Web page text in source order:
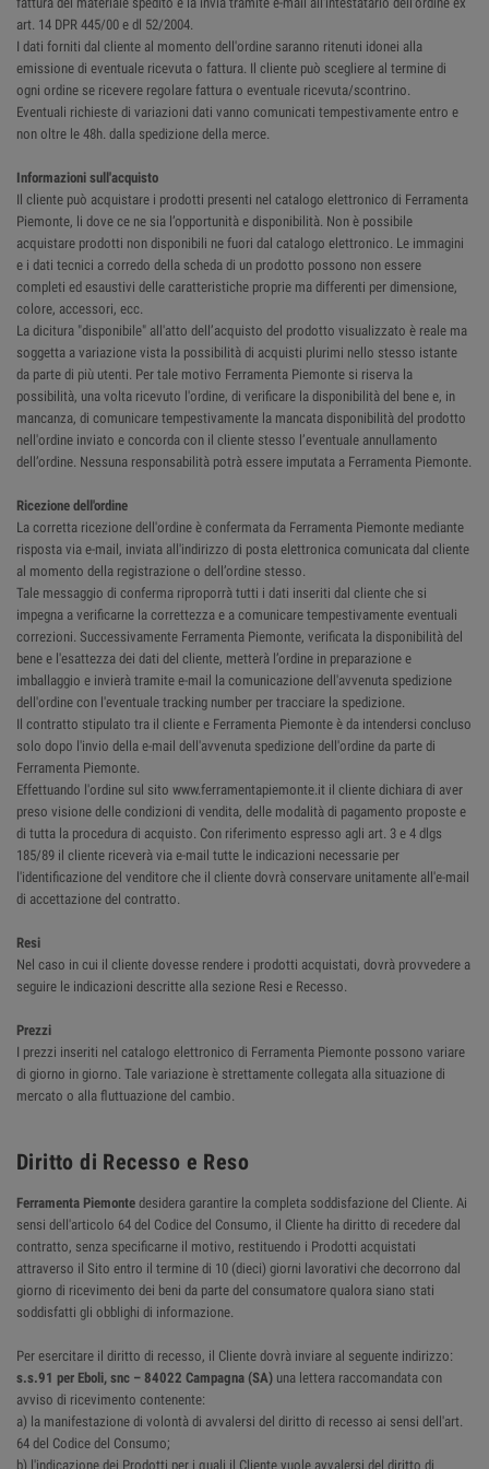
art. 14 DPR 445/00 e dl 52/2004.
I dati forniti dal cliente al momento dell'ordine saranno ritenuti idonei alla
emissione di eventuale ricevuta o fattura. Il cliente può scegliere al termine di
ogni ordine se ricevere regolare fattura o eventuale ricevuta/scontrino.
Eventuali richieste di variazioni dati vanno comunicati tempestivamente entro e
non oltre le 48h. dalla spedizione della merce.
Informazioni sull'acquisto
Il cliente può acquistare i prodotti presenti nel catalogo elettronico di Ferramenta
Piemonte, li dove ce ne sia l’opportunità e disponibilità. Non è possibile
acquistare prodotti non disponibili ne fuori dal catalogo elettronico. Le immagini
e i dati tecnici a corredo della scheda di un prodotto possono non essere
completi ed esaustivi delle caratteristiche proprie ma differenti per dimensione,
colore, accessori, ecc.
La dicitura "disponibile" all'atto dell’acquisto del prodotto visualizzato è reale ma
soggetta a variazione vista la possibilità di acquisti plurimi nello stesso istante
da parte di più utenti. Per tale motivo Ferramenta Piemonte si riserva la
possibilità, una volta ricevuto l'ordine, di verificare la disponibilità del bene e, in
mancanza, di comunicare tempestivamente la mancata disponibilità del prodotto
nell'ordine inviato e concorda con il cliente stesso l’eventuale annullamento
dell’ordine. Nessuna responsabilità potrà essere imputata a Ferramenta Piemonte.
Ricezione dell'ordine
La corretta ricezione dell'ordine è confermata da Ferramenta Piemonte mediante
risposta via e-mail, inviata all'indirizzo di posta elettronica comunicata dal cliente
al momento della registrazione o dell’ordine stesso.
Tale messaggio di conferma riproporrà tutti i dati inseriti dal cliente che si
impegna a verificarne la correttezza e a comunicare tempestivamente eventuali
correzioni. Successivamente Ferramenta Piemonte, verificata la disponibilità del
bene e l'esattezza dei dati del cliente, metterà l’ordine in preparazione e
imballaggio e invierà tramite e-mail la comunicazione dell'avvenuta spedizione
dell'ordine con l'eventuale tracking number per tracciare la spedizione.
Il contratto stipulato tra il cliente e Ferramenta Piemonte è da intendersi concluso
solo dopo l'invio della e-mail dell'avvenuta spedizione dell'ordine da parte di
Ferramenta Piemonte.
Effettuando l'ordine sul sito www.ferramentapiemonte.it il cliente dichiara di aver
preso visione delle condizioni di vendita, delle modalità di pagamento proposte e
di tutta la procedura di acquisto. Con riferimento espresso agli art. 3 e 4 dlgs
185/89 il cliente riceverà via e-mail tutte le indicazioni necessarie per
l'identificazione del venditore che il cliente dovrà conservare unitamente all'e-mail
di accettazione del contratto.
Resi
Nel caso in cui il cliente dovesse rendere i prodotti acquistati, dovrà provvedere a
seguire le indicazioni descritte alla sezione Resi e Recesso.
Prezzi
I prezzi inseriti nel catalogo elettronico di Ferramenta Piemonte possono variare
di giorno in giorno. Tale variazione è strettamente collegata alla situazione di
mercato o alla fluttuazione del cambio.
Diritto di Recesso e Reso
Ferramenta Piemonte desidera garantire la completa soddisfazione del Cliente. Ai
sensi dell'articolo 64 del Codice del Consumo, il Cliente ha diritto di recedere dal
contratto, senza specificarne il motivo, restituendo i Prodotti acquistati
attraverso il Sito entro il termine di 10 (dieci) giorni lavorativi che decorrono dal
giorno di ricevimento dei beni da parte del consumatore qualora siano stati
soddisfatti gli obblighi di informazione.
Per esercitare il diritto di recesso, il Cliente dovrà inviare al seguente indirizzo:
s.s.91 per Eboli, snc – 84022 Campagna (SA) una lettera raccomandata con
avviso di ricevimento contenente:
a) la manifestazione di volontà di avvalersi del diritto di recesso ai sensi dell'art.
64 del Codice del Consumo;
b) l'indicazione dei Prodotti per i quali il Cliente vuole avvalersi del diritto di